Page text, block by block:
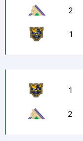
2
1
1
2